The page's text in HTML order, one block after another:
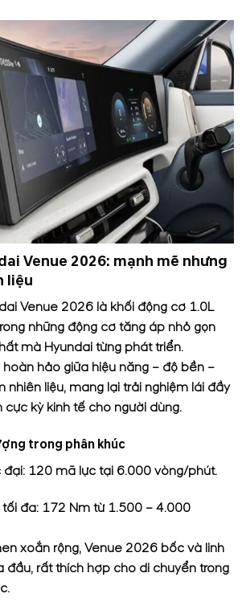
Venue 2026: mạnh mẽ nhưng
liệu
Venue 2026 là khối động cơ 1.0L
những động cơ tăng áp nhỏ gọn
mà Hyundai từng phát triển.
hảo giữa hiệu năng – độ bền –
nhiên liệu, mang lại trải nghiệm lái đầy
cực kỳ kinh tế cho người dùng.
trong phân khúc
đại: 120 mã lực tại 6.000 vòng/phút.
đa: 172 Nm từ 1.500 – 4.000
xoắn rộng, Venue 2026 bốc và linh
đầu, rất thích hợp cho di chuyển trong